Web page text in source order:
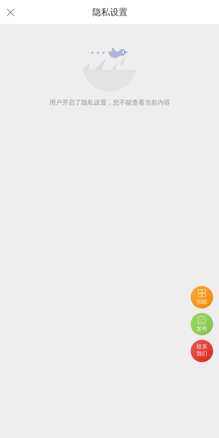
隐私设置
功能
发布
联系
我们
用户开启了隐私设置，您不能查看当前内容